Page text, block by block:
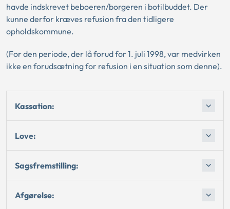
havde indskrevet beboeren/borgeren i botilbuddet. Der
kunne derfor kræves refusion fra den tidligere
opholdskommune.
(For den periode, der lå forud for 1. juli 1998, var medvirken
ikke en forudsætning for refusion i en situation som denne).
Kassation:
Love:
Sagsfremstilling:
Afgørelse: